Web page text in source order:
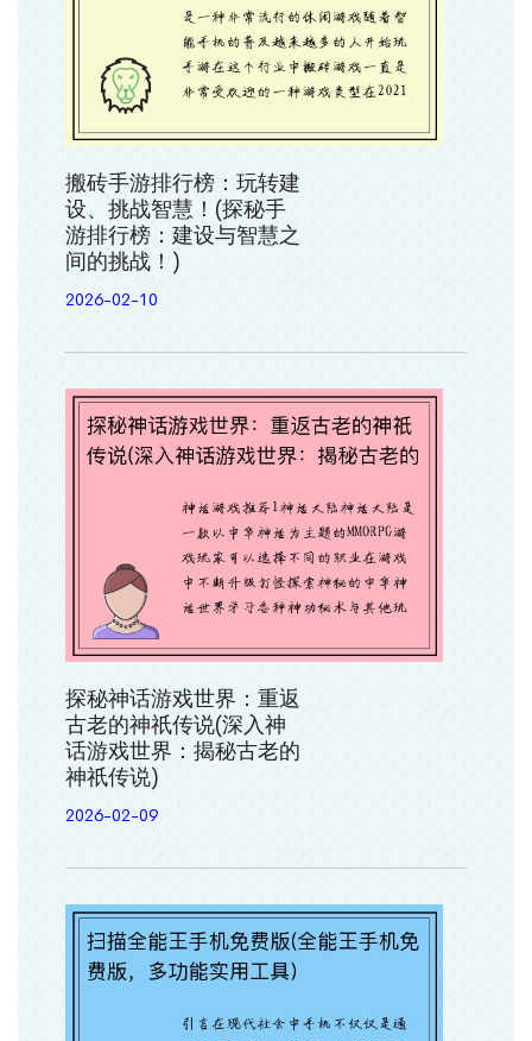
搬砖手游排行榜：玩转建
设、挑战智慧！(探秘手
游排行榜：建设与智慧之
间的挑战！)
2026-02-10
探秘神话游戏世界：重返
古老的神祇传说(深入神
话游戏世界：揭秘古老的
神祇传说)
2026-02-09